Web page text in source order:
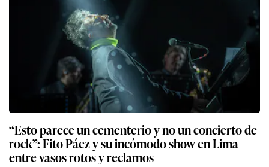
“Esto parece un cementerio y no un concierto de
rock”: Fito Páez y su incómodo show en Lima
entre vasos rotos y reclamos